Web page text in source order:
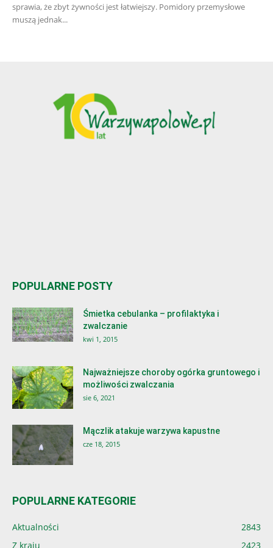
sprawia, że zbyt żywności jest łatwiejszy. Pomidory przemysłowe
muszą jednak...
POPULARNE POSTY
Śmietka cebulanka – profilaktyka i
zwalczanie
kwi 1, 2015
Najważniejsze choroby ogórka gruntowego i
możliwości zwalczania
sie 6, 2021
Mączlik atakuje warzywa kapustne
cze 18, 2015
POPULARNE KATEGORIE
Aktualności
2843
Z kraju
2423